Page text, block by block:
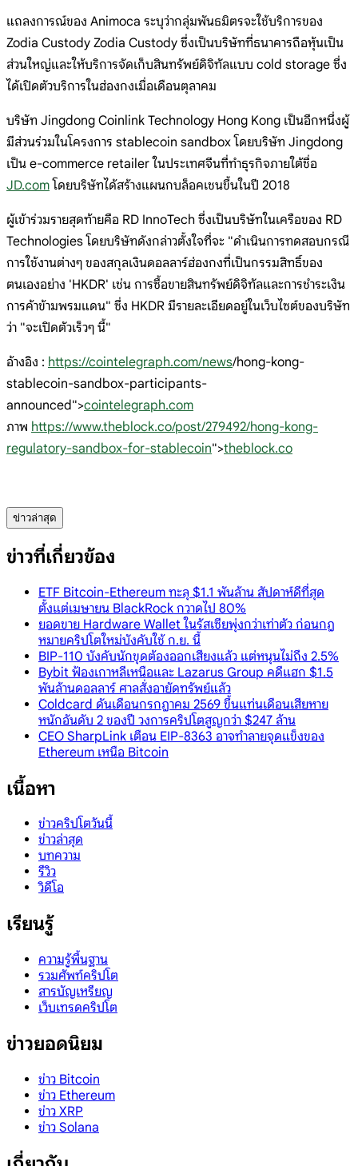
แถลงการณ์ของ Animoca ระบุว่ากลุ่มพันธมิตรจะใช้บริการของ
Zodia Custody Zodia Custody ซึ่งเป็นบริษัทที่ธนาคารถือหุ้นเป็น
ส่วนใหญ่และให้บริการจัดเก็บสินทรัพย์ดิจิทัลแบบ cold storage ซึ่ง
ได้เปิดตัวบริการในฮ่องกงเมื่อเดือนตุลาคม
บริษัท Jingdong Coinlink Technology Hong Kong เป็นอีกหนึ่งผู้
มีส่วนร่วมในโครงการ stablecoin sandbox โดยบริษัท Jingdong
เป็น e-commerce retailer ในประเทศจีนที่ทำธุรกิจภายใต้ชื่อ
JD.comโดยบริษัทได้สร้างแผนกบล็อคเชนขึ้นในปี 2018
ผู้เข้าร่วมรายสุดท้ายคือ RD InnoTech ซึ่งเป็นบริษัทในเครือของ RD
Technologies โดยบริษัทดังกล่าวตั้งใจที่จะ "ดำเนินการทดสอบกรณี
การใช้งานต่างๆ ของสกุลเงินดอลลาร์ฮ่องกงที่เป็นกรรมสิทธิ์ของ
ตนเองอย่าง 'HKDR' เช่น การซื้อขายสินทรัพย์ดิจิทัลและการชำระเงิน
การค้าข้ามพรมแดน" ซึ่ง HKDR มีรายละเอียดอยู่ในเว็บไซต์ของบริษัท
ว่า "จะเปิดตัวเร็วๆ นี้"
อ้างอิง : https://cointelegraph.com/news/hong-kong-
stablecoin-sandbox-participants-
announced">cointelegraph.com
ภาพ https://www.theblock.co/post/279492/hong-kong-
regulatory-sandbox-for-stablecoin">theblock.co
ข่าวล่าสุด
ข่าวที่เกี่ยวข้อง
ETF Bitcoin-Ethereum ทะลุ $1.1 พันล้าน สัปดาห์ดีที่สุด
ตั้งแต่เมษายน BlackRock กวาดไป 80%
ยอดขาย Hardware Wallet ในรัสเซียพุ่งกว่าเท่าตัว ก่อนกฎ
หมายคริปโตใหม่บังคับใช้ ก.ย. นี้
BIP-110 บังคับนักขุดต้องออกเสียงแล้ว แต่หนุนไม่ถึง 2.5%
Bybit ฟ้องเกาหลีเหนือและ Lazarus Group คดีแฮก $1.5
พันล้านดอลลาร์ ศาลสั่งอายัดทรัพย์แล้ว
Coldcard ดันเดือนกรกฎาคม 2569 ขึ้นแท่นเดือนเสียหาย
หนักอันดับ 2 ของปี วงการคริปโตสูญกว่า $247 ล้าน
CEO SharpLink เตือน EIP-8363 อาจทำลายจุดแข็งของ
Ethereum เหนือ Bitcoin
เนื้อหา
ข่าวคริปโตวันนี้
ข่าวล่าสุด
บทความ
รีวิว
วิดีโอ
เรียนรู้
ความรู้พื้นฐาน
รวมศัพท์คริปโต
สารบัญเหรียญ
เว็บเทรดคริปโต
ข่าวยอดนิยม
ข่าว Bitcoin
ข่าว Ethereum
ข่าว XRP
ข่าว Solana